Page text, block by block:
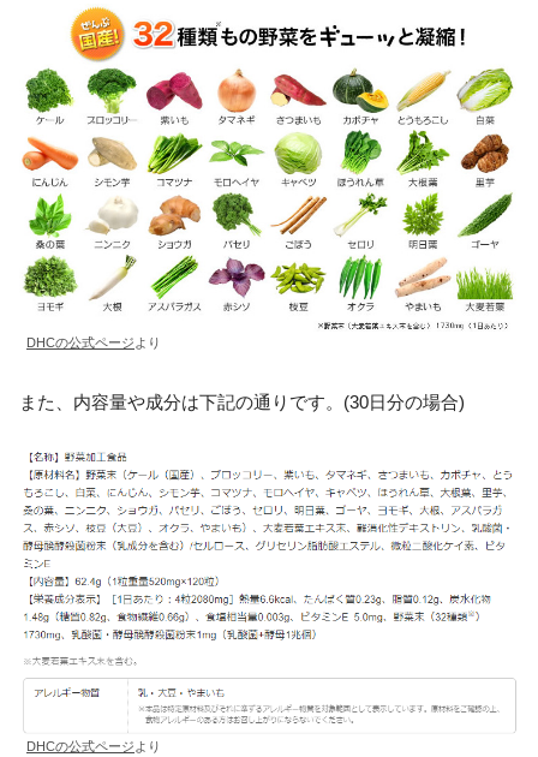
DHCの公式ページ より
また、内容量や成分は下記の通りです。(30日分の場合)
DHCの公式ページ より